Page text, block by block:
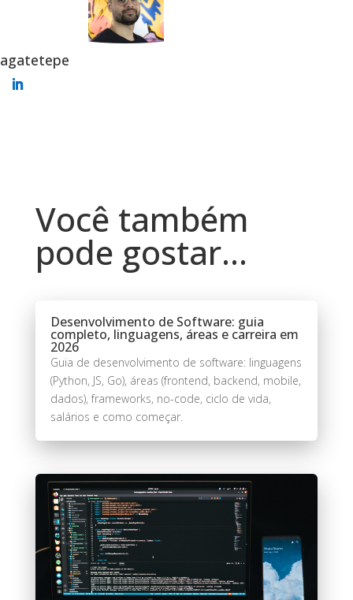
agatetepe
Você também
pode gostar…
Desenvolvimento de Software: guia
completo, linguagens, áreas e carreira em
2026
Guia de desenvolvimento de software: linguagens
(Python, JS, Go), áreas (frontend, backend, mobile,
dados), frameworks, no-code, ciclo de vida,
salários e como começar.